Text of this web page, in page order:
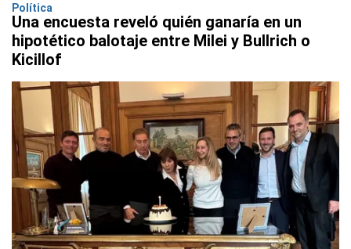
Política
Una encuesta reveló quién ganaría en un
hipotético balotaje entre Milei y Bullrich o
Kicillof